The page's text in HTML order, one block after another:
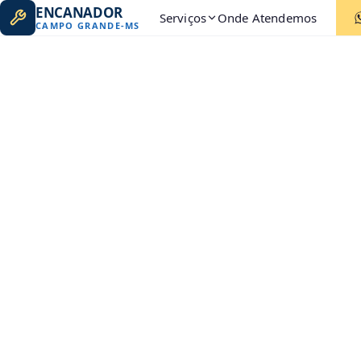
ENCANADOR
CAMPO GRANDE-MS Serviços Onde Atendemos